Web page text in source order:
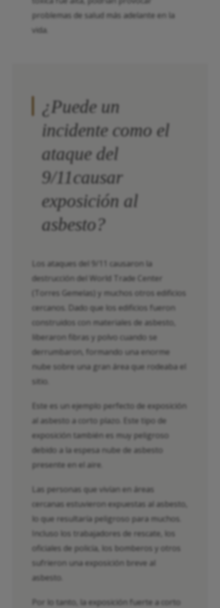
problemas de salud más adelante en la
vida.
¿Puede un
incidente como el
ataque del
9/11causar
exposición al
asbesto?
Los ataques del 9/11 causaron la
destrucción del World Trade Center
(Torres Gemelas) y muchos otros edificios
cercanos. Dado que los edificios fueron
construidos con materiales de asbesto,
liberaron fibras y polvo cuando se
derrumbaron, formando una enorme
nube sobre una gran área que rodeaba el
sitio.
Este es un ejemplo perfecto de exposición
al asbesto a corto plazo. Este tipo de
exposición también es muy peligroso
debido a la espesa nube de asbesto
presente en el aire.
Las personas que vivían en áreas
cercanas estuvieron expuestas al asbesto,
lo que resultaría peligroso para muchos.
Incluso los trabajadores de rescate, los
oficiales de policía, los bomberos y otros
sufrieron una exposición breve al
asbesto.
Por lo tanto, la exposición fuerte a corto